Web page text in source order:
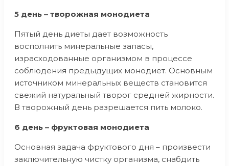
5 день – творожная монодиета
Пятый день диеты дает возможность
восполнить минеральные запасы,
израсходованные организмом в процессе
соблюдения предыдущих монодиет. Основным
источником минеральных веществ становится
свежий натуральный творог средней жирности.
В творожный день разрешается пить молоко.
6 день – фруктовая монодиета
Основная задача фруктового дня – произвести
заключительную чистку организма, снабдить